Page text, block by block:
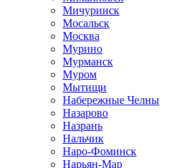
Мичуринск
Мосальск
Москва
Мурино
Мурманск
Муром
Мытищи
Набережные Челны
Назарово
Назрань
Нальчик
Наро-Фоминск
Нарьян-Мар